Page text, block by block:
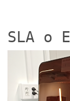
SLA o